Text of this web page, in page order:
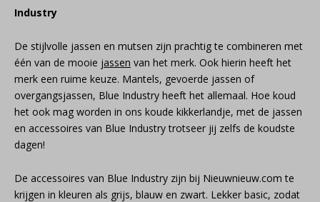
Industry
De stijlvolle jassen en mutsen zijn prachtig te combineren met
één van de mooie jassen van het merk. Ook hierin heeft het
merk een ruime keuze. Mantels, gevoerde jassen of
overgangsjassen, Blue Industry heeft het allemaal. Hoe koud
het ook mag worden in ons koude kikkerlandje, met de jassen
en accessoires van Blue Industry trotseer jij zelfs de koudste
dagen!
De accessoires van Blue Industry zijn bij Nieuwnieuw.com te
krijgen in kleuren als grijs, blauw en zwart. Lekker basic, zodat